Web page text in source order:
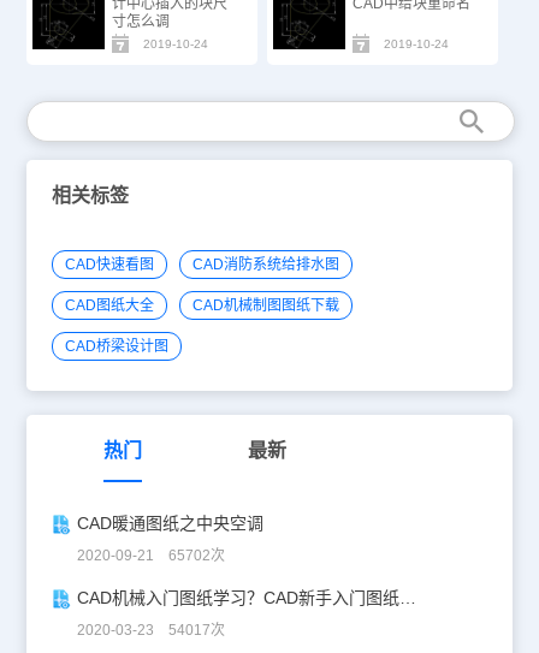
计中心插入的块尺
寸怎么调
2019-10-24
CAD中给块重命名
2019-10-24
相关标签
CAD快速看图 CAD消防系统给排水图
CAD图纸大全 CAD机械制图图纸下载
CAD桥梁设计图
热门 最新
CAD暖通图纸之中央空调
2020-09-21 65702次
CAD机械入门图纸学习？CAD新手入门图纸练习
2020-03-23 54017次